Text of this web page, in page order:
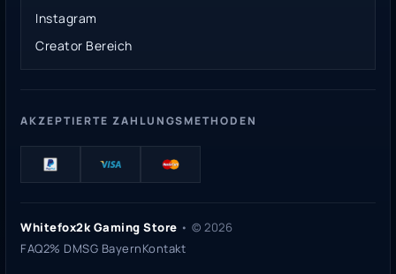
Instagram
Creator Bereich
AKZEPTIERTE ZAHLUNGSMETHODEN
Whitefox2k Gaming Store • © 2026
FAQ2% DMSG BayernKontakt